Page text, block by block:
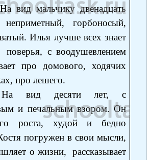
вид мальчику двенадцать
горбоносый,
Илья лучше всех знает
поверья, с воодушевлением
про домового, ходячих
про лешего.
На вид десяти лет, с
и печальным взором. Он
роста, худой и бедно
погружен в свои мысли,
о жизни, рассказывает